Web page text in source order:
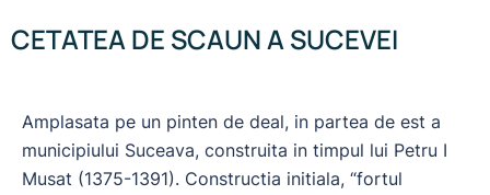
CETATEA DE SCAUN A SUCEVEI
Amplasata pe un pinten de deal, in partea de est a
municipiului Suceava, construita in timpul lui Petru I
Musat (1375-1391). Constructia initiala, “fortul